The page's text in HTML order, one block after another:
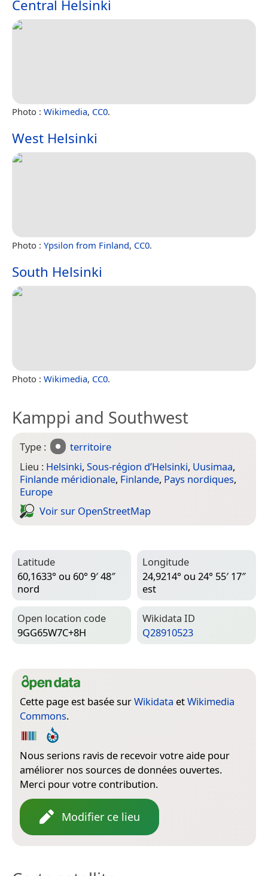
Central Helsinki
Photo : Wikimedia, CC0.
West Helsinki
Photo : Ypsilon from Finland, CC0.
South Helsinki
Photo : Wikimedia, CC0.
Kamppi and Southwest
Type :
territoire
Lieu : Helsinki, Sous-région d’Helsinki, Uusimaa,
Finlande méridionale, Finlande, Pays nordiques,
Europe
Voir sur Open­Street­Map
Latitude
60,1633° ou 60° 9′ 48″
nord
Longitude
24,9214° ou 24° 55′ 17″
est
Open location code
9GG65W7C+8H
Wiki­data ID
Q28910523
Cette page est basée surWikidata etWikimedia
Commons.
Nous serions ravis de recevoir votre aide pour
améliorer nos sources de données ouvertes.
Merci pour votre contribution.
Modifier ce lieu